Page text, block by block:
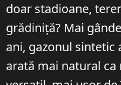
doar stadioane,
grădiniță? Mai
ani, gazonul sintetic
arată mai natural